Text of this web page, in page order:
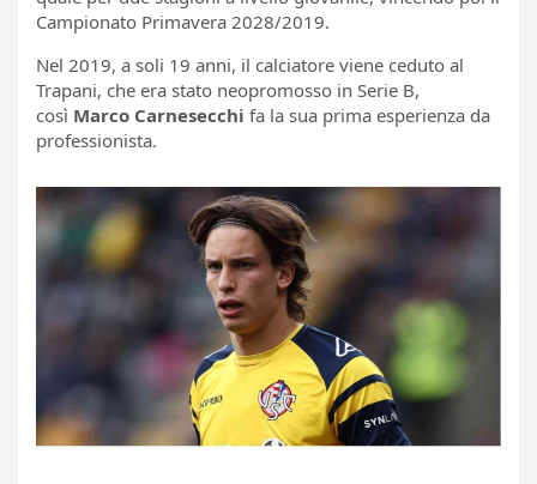
Campionato Primavera 2028/2019.
Nel 2019, a soli 19 anni, il calciatore viene ceduto al
Trapani, che era stato neopromosso in Serie B,
così Marco Carnesecchi fa la sua prima esperienza da
professionista.